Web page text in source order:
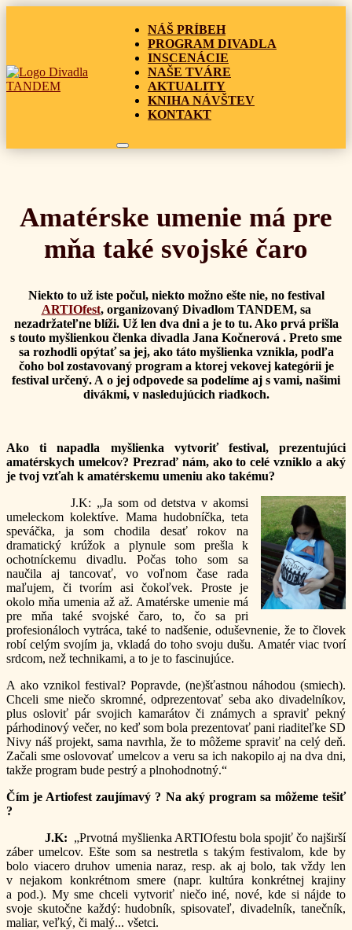
NÁŠ PRÍBEH
PROGRAM DIVADLA
INSCENÁCIE
NAŠE TVÁRE
AKTUALITY
KNIHA NÁVŠTEV
KONTAKT
Amatérske umenie má pre
mňa také svojské čaro
Niekto to už iste počul, niekto možno ešte nie, no festival
ARTIOfest, organizovaný Divadlom TANDEM, sa
nezadržateľne blíži. Už len dva dni a je to tu. Ako prvá prišla
s touto myšlienkou členka divadla Jana Kočnerová . Preto sme
sa rozhodli opýtať sa jej, ako táto myšlienka vznikla, podľa
čoho bol zostavovaný program a ktorej vekovej kategórii je
festival určený. A o jej odpovede sa podelíme aj s vami, našimi
divákmi, v nasledujúcich riadkoch.
Ako ti napadla myšlienka vytvoriť festival, prezentujúci
amatérskych umelcov? Prezraď nám, ako to celé vzniklo a aký
je tvoj vzťah k amatérskemu umeniu ako takému?
J.K: „Ja som od detstva v akomsi
umeleckom kolektíve. Mama hudobníčka, teta
speváčka, ja som chodila desať rokov na
dramatický krúžok a plynule som prešla k
ochotníckemu divadlu. Počas toho som sa
naučila aj tancovať, vo voľnom čase rada
maľujem, či tvorím asi čokoľvek. Proste je
okolo mňa umenia až až. Amatérske umenie má
pre mňa také svojské čaro, to, čo sa pri
profesionáloch vytráca, také to nadšenie, oduševnenie, že to človek
robí celým svojím ja, vkladá do toho svoju dušu. Amatér viac tvorí
srdcom, než technikami, a to je to fascinujúce.
A ako vznikol festival? Popravde, (ne)šťastnou náhodou (smiech).
Chceli sme niečo skromné, odprezentovať seba ako divadelníkov,
plus osloviť pár svojich kamarátov či známych a spraviť pekný
párhodinový večer, no keď som bola prezentovať pani riaditeľke SD
Nivy náš projekt, sama navrhla, že to môžeme spraviť na celý deň.
Začali sme oslovovať umelcov a veru sa ich nakopilo aj na dva dni,
takže program bude pestrý a plnohodnotný.“
Čím je Artiofest zaujímavý ? Na aký program sa môžeme tešiť
?
J.K: „Prvotná myšlienka ARTIOfestu bola spojiť čo najširší
záber umelcov. Ešte som sa nestretla s takým festivalom, kde by
bolo viacero druhov umenia naraz, resp. ak aj bolo, tak vždy len
v nejakom konkrétnom smere (napr. kultúra konkrétnej krajiny
a pod.). My sme chceli vytvoriť niečo iné, nové, kde si nájde to
svoje skutočne každý: hudobník, spisovateľ, divadelník, tanečník,
maliar, veľký, či malý... všetci.